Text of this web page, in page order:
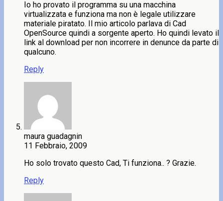
Io ho provato il programma su una macchina
virtualizzata e funziona ma non è legale utilizzare
materiale piratato. Il mio articolo parlava di Cad
OpenSource quindi a sorgente aperto. Ho quindi levato il
link al download per non incorrere in denunce da parte di
qualcuno.
Reply
maura guadagnin
11 Febbraio, 2009
Ho solo trovato questo Cad, Ti funziona.. ? Grazie.
Reply